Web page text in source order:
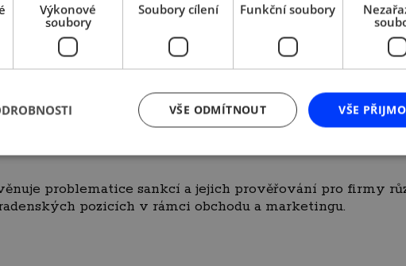
osob celosvětově, automaticky, s funkcí
oddělení kontroly.
problematice sankcí a jejich prověřování pro firmy
pozicích v rámci obchodu a marketingu.
Výkonové
soubory
Soubory cílení Funkční soubory
VŠE
VŠE ODMÍTNOUT